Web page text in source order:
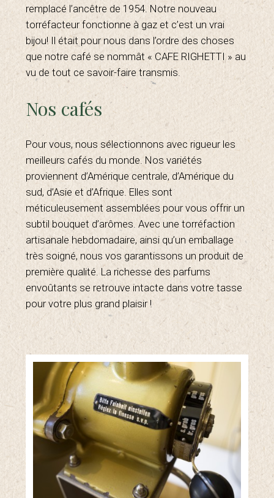
remplacé l’ancêtre de 1954. Notre nouveau
torréfacteur fonctionne à gaz et c’est un vrai
bijou! Il était pour nous dans l’ordre des choses
que notre café se nommât « CAFE RIGHETTI » au
vu de tout ce savoir-faire transmis.
Nos cafés
Pour vous, nous sélectionnons avec rigueur les
meilleurs cafés du monde. Nos variétés
proviennent d’Amérique centrale, d’Amérique du
sud, d’Asie et d’Afrique. Elles sont
méticuleusement assemblées pour vous offrir un
subtil bouquet d’arômes. Avec une torréfaction
artisanale hebdomadaire, ainsi qu’un emballage
très soigné, nous vos garantissons un produit de
première qualité. La richesse des parfums
envoûtants se retrouve intacte dans votre tasse
pour votre plus grand plaisir !